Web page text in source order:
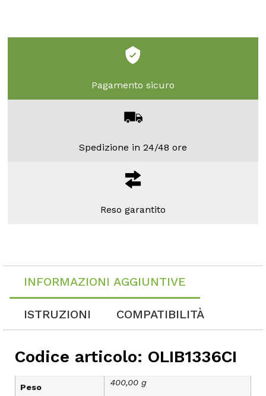
Pagamento sicuro
Spedizione in 24/48 ore
Reso garantito
INFORMAZIONI AGGIUNTIVE
ISTRUZIONI COMPATIBILITÀ
Codice articolo: OLIB1336CI
Peso 400,00 g